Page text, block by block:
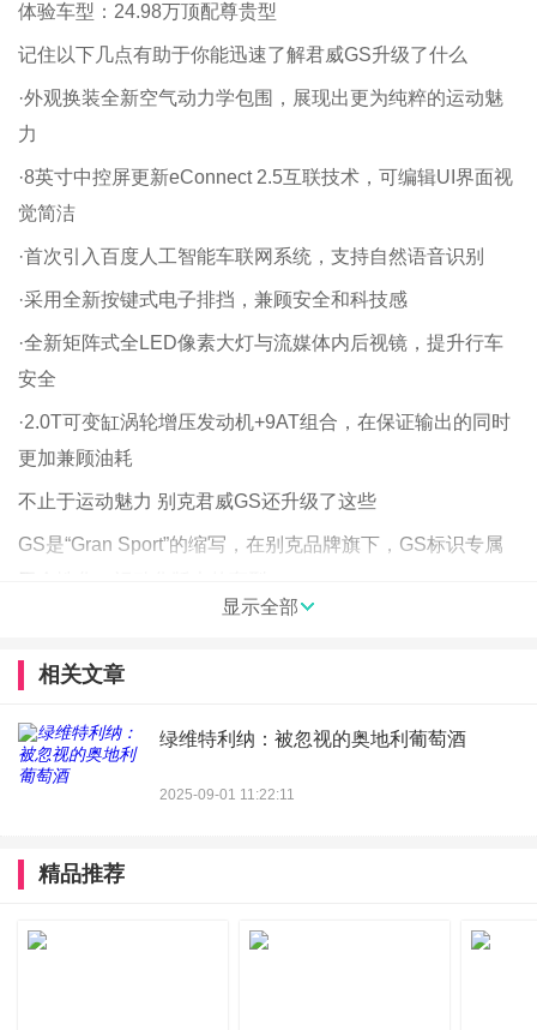
体验车型：24.98万顶配尊贵型
记住以下几点有助于你能迅速了解君威GS升级了什么
·外观换装全新空气动力学包围，展现出更为纯粹的运动魅
力
·8英寸中控屏更新eConnect 2.5互联技术，可编辑UI界面视
觉简洁
·首次引入百度人工智能车联网系统，支持自然语音识别
·采用全新按键式电子排挡，兼顾安全和科技感
·全新矩阵式全LED像素大灯与流媒体内后视镜，提升行车
安全
·2.0T可变缸涡轮增压发动机+9AT组合，在保证输出的同时
更加兼顾油耗
不止于运动魅力 别克君威GS还升级了这些
GS是“Gran Sport”的缩写，在别克品牌旗下，GS标识专属
于个性化、运动化版本的车型。
显示全部
相关文章
绿维特利纳：被忽视的奥地利葡萄酒
2025-09-01 11:22:11
精品推荐